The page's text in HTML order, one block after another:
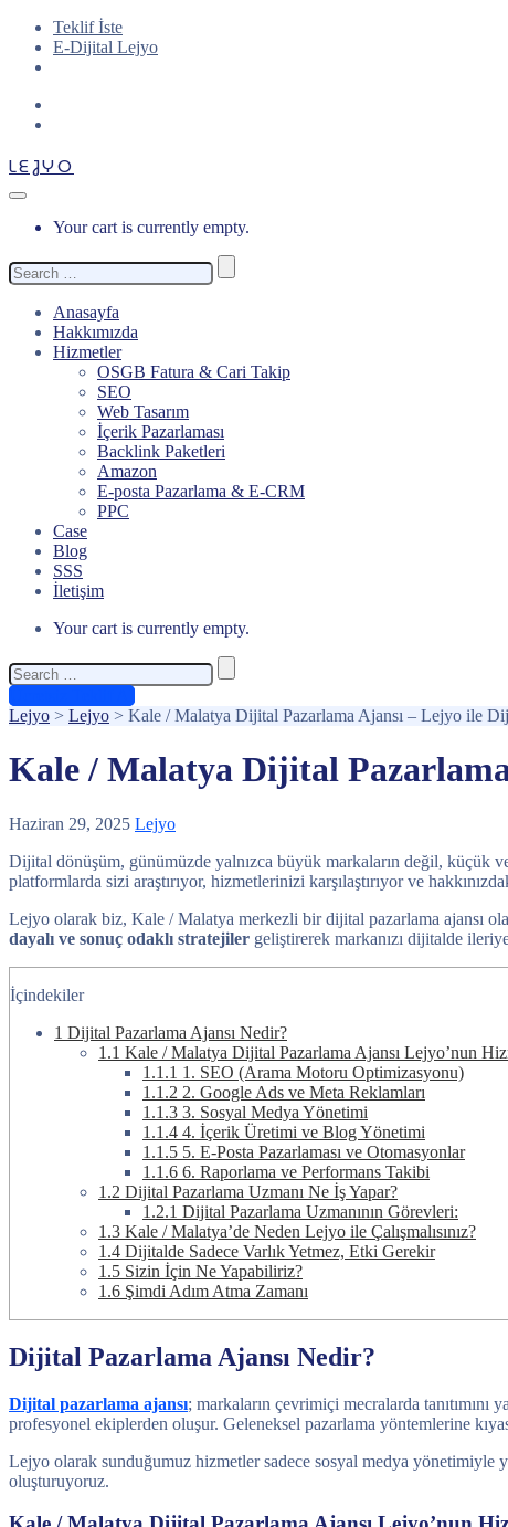
Teklif İste
E-Dijital Lejyo
LEJYO
Your cart is currently empty.
Search
for:
Anasayfa
Hakkımızda
Hizmetler
OSGB Fatura & Cari Takip
SEO
Web Tasarım
İçerik Pazarlaması
Backlink Paketleri
Amazon
E-posta Pazarlama & E-CRM
PPC
Case
Blog
SSS
İletişim
Your cart is currently empty.
Search
for:
Lejyo > Lejyo > Kale / Malatya Dijital Pazarlama Ajansı – Lejyo ile
Kale / Malatya Dijital Pazarlama
Haziran 29, 2025 Lejyo
Dijital dönüşüm, günümüzde yalnızca büyük markaların değil, küçük
platformlarda sizi araştırıyor, hizmetlerinizi karşılaştırıyor ve
Lejyo olarak biz, Kale / Malatya merkezli bir dijital pazarlama ajansı
dayalı ve sonuç odaklı stratejiler geliştirerek markanızı dijitalde
İçindekiler
1 Dijital Pazarlama Ajansı Nedir?
1.1 Kale / Malatya Dijital Pazarlama Ajansı Lejyo’nun
1.1.1 1. SEO (Arama Motoru Optimizasyonu)
1.1.2 2. Google Ads ve Meta Reklamları
1.1.3 3. Sosyal Medya Yönetimi
1.1.4 4. İçerik Üretimi ve Blog Yönetimi
1.1.5 5. E-Posta Pazarlaması ve Otomasyonlar
1.1.6 6. Raporlama ve Performans Takibi
1.2 Dijital Pazarlama Uzmanı Ne İş Yapar?
1.2.1 Dijital Pazarlama Uzmanının Görevleri:
1.3 Kale / Malatya’de Neden Lejyo ile Çalışmalısınız?
1.4 Dijitalde Sadece Varlık Yetmez, Etki Gerekir
1.5 Sizin İçin Ne Yapabiliriz?
1.6 Şimdi Adım Atma Zamanı
Dijital Pazarlama Ajansı Nedir?
Dijital pazarlama ajansı; markaların çevrimiçi mecralarda
profesyonel ekiplerden oluşur. Geleneksel pazarlama yöntemlerine
Lejyo olarak sunduğumuz hizmetler sadece sosyal medya yönetimiyle
oluşturuyoruz.